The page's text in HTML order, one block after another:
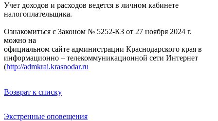
Учет доходов и расходов ведется в личном кабинете
налогоплательщика.
Ознакомиться с Законом № 5252-КЗ от 27 ноября 2024 г.
можно на
официальном сайте администрации Краснодарского края в
информационно – телекоммуникационной сети Интернет
(http://admkrai.krasnodar.ru
Возврат к списку
Экстренные оповещения